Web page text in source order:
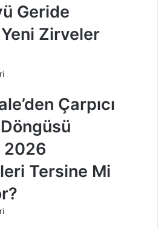
Geride
Yeni Zirveler
Çarpıcı
2026
Tersine Mi